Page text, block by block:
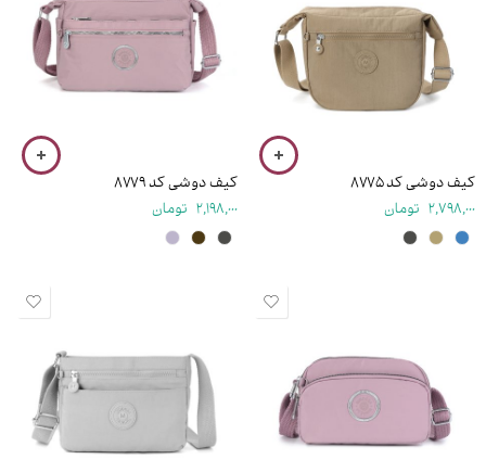
کیف دوشی کد ۸۷۷۵
2,798,000 تومان
۲۰ سانتی متر
کیف دوشی کد ۸۷۷۹
2,198,000 تومان
۱۹ سانتی متر
۱۴.۵ سانتی متر ۱۷ سانتی متر